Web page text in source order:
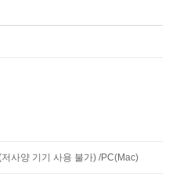
사양 기기 사용 불가) /PC(Mac)